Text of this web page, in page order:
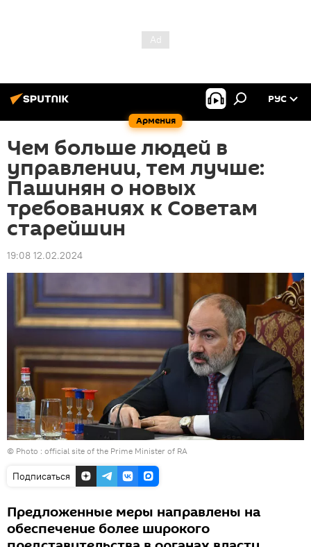
Армения
РУС
Чем больше людей в
управлении, тем лучше:
Пашинян о новых
требованиях к Советам
старейшин
19:08 12.02.2024
© Photo : official site of the Prime Minister of RA
Подписаться
Предложенные меры направлены на
обеспечение более широкого